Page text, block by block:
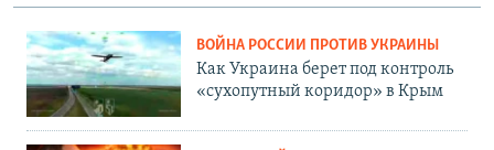
ВОЙНА РОССИИ ПРОТИВ УКРАИНЫ
Как Украина берет под контроль
«сухопутный коридор» в Крым